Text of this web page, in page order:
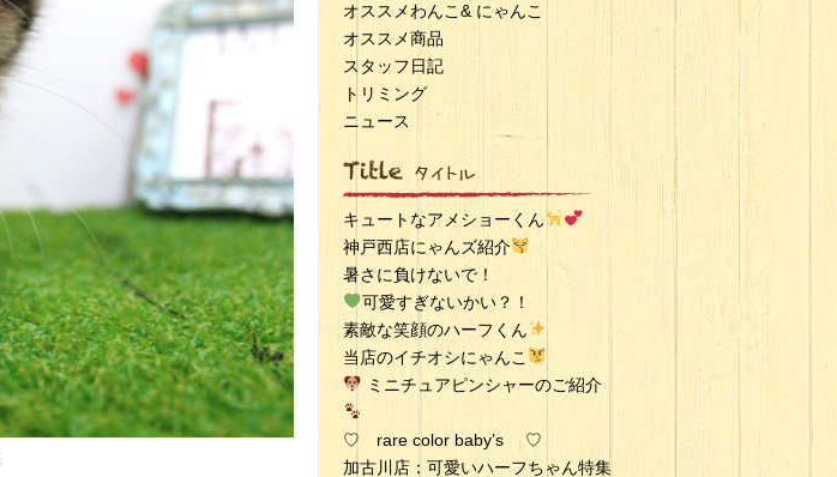
オススメわんこ& にゃんこ
オススメ商品
スタッフ日記
トリミング
ニュース
キュートなアメショーくん
神戸西店にゃんズ紹介
暑さに負けないで！
可愛すぎないかい？！
素敵な笑顔のハーフくん
当店のイチオシにゃんこ
ミニチュアピンシャーのご紹介
♡ rare color baby’s ♡
加古川店：可愛いハーフちゃん特集